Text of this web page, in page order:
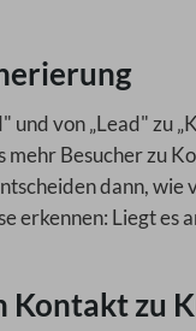
und von „Lead" zu
Besucher zu
dann,
erkennen: Liegt
Kontakt zu